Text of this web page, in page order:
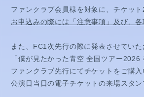
RADIO
ファンクラブ会員様を対象に、チケッ
お申込みの際には「注意事項」及び、
また、FC1次先行の際に発表させていた
「僕が見たかった青空 全国ツアー2026
ファンクラブ先行にてチケットをご購入
公演日当日の電子チケットの来場スタ